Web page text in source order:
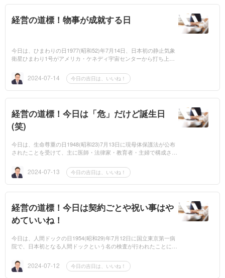
経営の道標！物事が成就する日
今日は、ひまわりの日1977(昭和52)年7月14日、日本初の静止気象
衛星ひまわり1号がアメリカ・ケネディ宇宙センターから打ち上げ
号」の名前の由来は...
2024-07-14 今日の吉日は、いいね！
経営の道標！今日は「危」だけど誕生日
(笑)
今日は、生命尊重の日1948(昭和23)7月13日に現母体保護法が公布
されたことを受けて、主に医師・法律家・教育者・主婦で構成され
は私の55回目のB...
2024-07-13 今日の吉日は、いいね！
経営の道標！今日は契約ごとや祝い事はや
めていいね！
今日は、人間ドックの日1954(昭和29)年7月12日に国立東京第一病
院で、日本初となる人間ドックという名の検査が行われたことにち
毎日 「いいね...
2024-07-12 今日の吉日は、いいね！